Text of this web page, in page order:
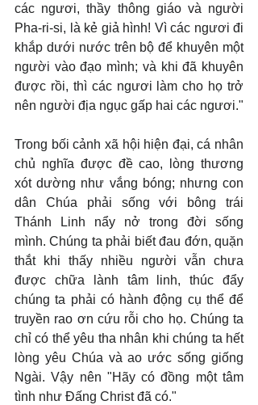
các ngươi, thầy thông giáo và người
Pha-ri-si, là kẻ giả hình! Vì các ngươi đi
khắp dưới nước trên bộ để khuyên một
người vào đạo mình; và khi đã khuyên
được rồi, thì các ngươi làm cho họ trở
nên người địa ngục gấp hai các ngươi."
Trong bối cảnh xã hội hiện đại, cá nhân
chủ nghĩa được đề cao, lòng thương
xót dường như vắng bóng; nhưng con
dân Chúa phải sống với bông trái
Thánh Linh nẩy nở trong đời sống
mình. Chúng ta phải biết đau đớn, quặn
thắt khi thấy nhiều người vẫn chưa
được chữa lành tâm linh, thúc đẩy
chúng ta phải có hành động cụ thể để
truyền rao ơn cứu rỗi cho họ. Chúng ta
chỉ có thể yêu tha nhân khi chúng ta hết
lòng yêu Chúa và ao ước sống giống
Ngài. Vậy nên "Hãy có đồng một tâm
tình như Đấng Christ đã có."